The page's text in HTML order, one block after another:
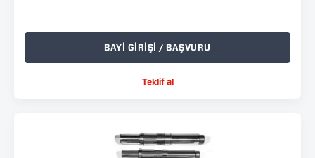
BAYİ GİRİŞİ / BAŞVURU
Teklif al